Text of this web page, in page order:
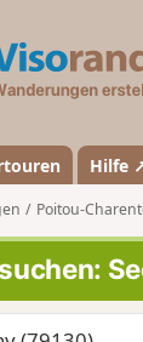
Hilfe
Poitou-